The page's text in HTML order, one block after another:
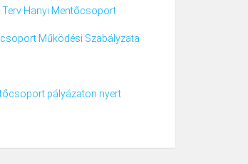
Terv Hanyi Mentőcsoport
Működési Szabályzata
pályázaton nyert